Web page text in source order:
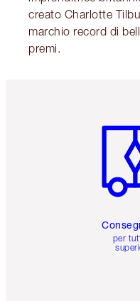
creato Charlotte
marchio record di
premi.
per